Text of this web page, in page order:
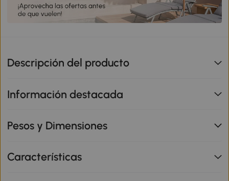
Descripción del producto
Información destacada
Pesos y Dimensiones
Características